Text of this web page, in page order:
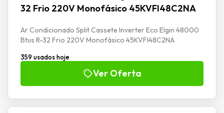
32 Frio 220V Monofásico 45KVFI48C2NA
Ar Condicionado Split Cassete Inverter Eco Elgin 48000
Btus R-32 Frio 220V Monofásico 45KVFI48C2NA
359 usados hoje
Ver Oferta